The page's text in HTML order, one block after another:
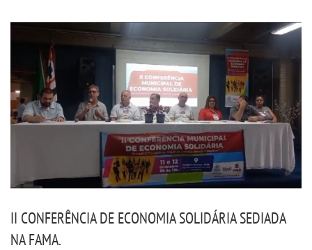
UNIESP NEWS
BOLETINS
REPOSITÓRIO
NOTÍCIAS
PORTARIAS
II CONFERÊNCIA DE ECONOMIA SOLIDÁRIA SEDIADA
NA FAMA.